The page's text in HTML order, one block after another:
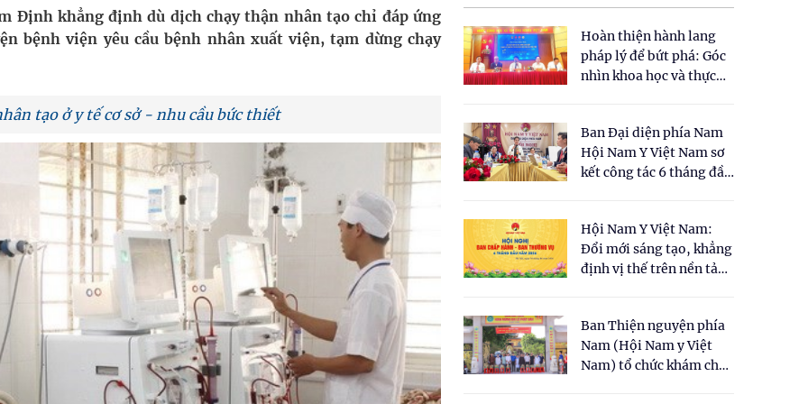
lực cho môi trường và cộng đồng
thực tế
Định khẳng định dù dịch chạy thận nhân tạo chỉ đáp ứng
bệnh viện yêu cầu bệnh nhân xuất viện, tạm dừng chạy
tạo ở y tế cơ sở - nhu cầu bức thiết
Hoàn thiện hành lang
pháp lý để bứt phá: Góc
nhìn khoa học và thực
cho Luật Y dược cổ
truyền Việt Nam"
Ban Đại diện phía Nam
Hội Nam Y Việt Nam sơ
kết công tác 6 tháng đầu
Hội Nam Y Việt Nam:
Đổi mới sáng tạo, khẳng
định vị thế trên nền tảng
Ban Thiện nguyện phía
Nam (Hội Nam y Việt
Nam) tổ chức khám chữa